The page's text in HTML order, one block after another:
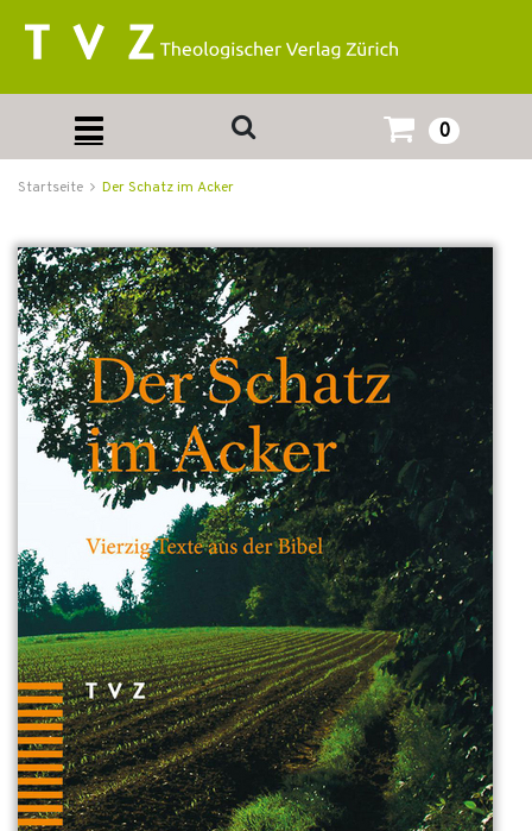
0
Startseite Der Schatz im Acker